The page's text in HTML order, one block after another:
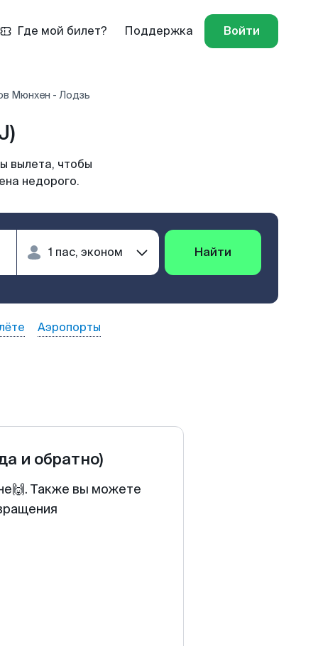
Где мой билет? Поддержка Войти
Мюнхен - Лодзь
вылета, чтобы
недорого.
Найти
Аэропорты
и обратно)
Также вы можете